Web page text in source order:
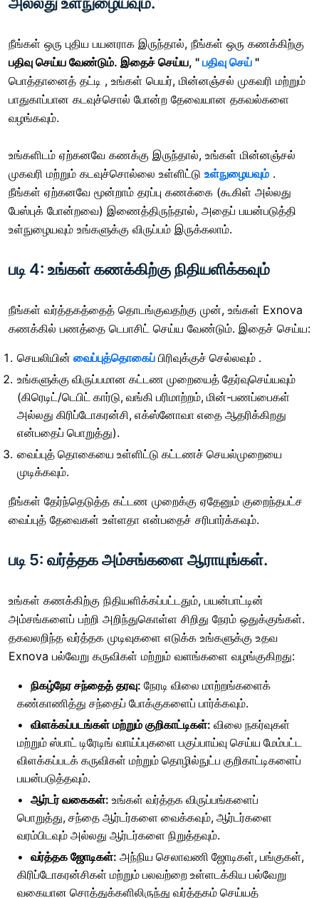
நீங்கள் ஒரு புதிய பயனராக இருந்தால், நீங்கள் ஒரு கணக்கிற்கு
பதிவு செய்ய வேண்டும். இதைச் செய்ய, " பதிவு செய் "
பொத்தானைத் தட்டி , உங்கள் பெயர், மின்னஞ்சல் முகவரி மற்றும்
பாதுகாப்பான கடவுச்சொல் போன்ற தேவையான தகவல்களை
வழங்கவும்.
உங்களிடம் ஏற்கனவே கணக்கு இருந்தால், உங்கள் மின்னஞ்சல்
முகவரி மற்றும் கடவுச்சொல்லை உள்ளிட்டு உள்நுழையவும் .
நீங்கள் ஏற்கனவே மூன்றாம் தரப்பு கணக்கை (கூகிள் அல்லது
பேஸ்புக் போன்றவை) இணைத்திருந்தால், அதைப் பயன்படுத்தி
உள்நுழையவும் உங்களுக்கு விருப்பம் இருக்கலாம்.
படி 4: உங்கள் கணக்கிற்கு நிதியளிக்கவும்
நீங்கள் வர்த்தகத்தைத் தொடங்குவதற்கு முன், உங்கள் Exnova
கணக்கில் பணத்தை டெபாசிட் செய்ய வேண்டும். இதைச் செய்ய:
செயலியின் வைப்புத்தொகைப் பிரிவுக்குச் செல்லவும் .
உங்களுக்கு விருப்பமான கட்டண முறையைத் தேர்வுசெய்யவும்
(கிரெடிட்/டெபிட் கார்டு, வங்கி பரிமாற்றம், மின்-பணப்பைகள்
அல்லது கிரிப்டோகரன்சி, எக்ஸ்னோவா எதை ஆதரிக்கிறது
என்பதைப் பொறுத்து).
வைப்புத் தொகையை உள்ளிட்டு கட்டணச் செயல்முறையை
முடிக்கவும்.
நீங்கள் தேர்ந்தெடுத்த கட்டண முறைக்கு ஏதேனும் குறைந்தபட்ச
வைப்புத் தேவைகள் உள்ளதா என்பதைச் சரிபார்க்கவும்.
படி 5: வர்த்தக அம்சங்களை ஆராயுங்கள்.
உங்கள் கணக்கிற்கு நிதியளிக்கப்பட்டதும், பயன்பாட்டின்
அம்சங்களைப் பற்றி அறிந்துகொள்ள சிறிது நேரம் ஒதுக்குங்கள்.
தகவலறிந்த வர்த்தக முடிவுகளை எடுக்க உங்களுக்கு உதவ
Exnova பல்வேறு கருவிகள் மற்றும் வளங்களை வழங்குகிறது:
நிகழ்நேர சந்தைத் தரவு: நேரடி விலை மாற்றங்களைக்
கண்காணித்து சந்தைப் போக்குகளைப் பார்க்கவும்.
விளக்கப்படங்கள் மற்றும் குறிகாட்டிகள்: விலை நகர்வுகள்
மற்றும் ஸ்பாட் டிரேடிங் வாய்ப்புகளை பகுப்பாய்வு செய்ய மேம்பட்ட
விளக்கப்படக் கருவிகள் மற்றும் தொழில்நுட்ப குறிகாட்டிகளைப்
பயன்படுத்தவும்.
ஆர்டர் வகைகள்: உங்கள் வர்த்தக விருப்பங்களைப்
பொறுத்து, சந்தை ஆர்டர்களை வைக்கவும், ஆர்டர்களை
வரம்பிடவும் அல்லது ஆர்டர்களை நிறுத்தவும்.
வர்த்தக ஜோடிகள்: அந்நிய செலாவணி ஜோடிகள், பங்குகள்,
கிரிப்டோகரன்சிகள் மற்றும் பலவற்றை உள்ளடக்கிய பல்வேறு
வகையான சொத்துக்களிலிருந்து வர்த்தகம் செய்யத்